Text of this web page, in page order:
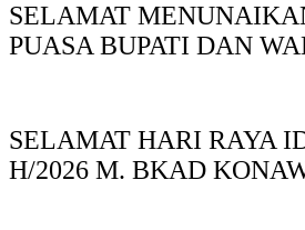
SELAMAT
PUASA BUPATI DAN
SELAMAT HARI RAYA
H/2026 M. BKAD